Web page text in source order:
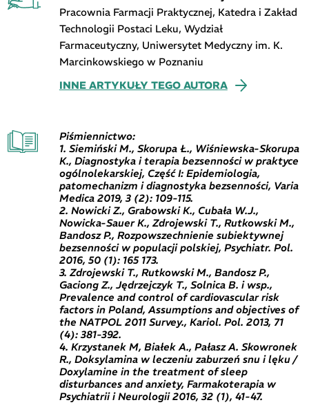
Pracownia Farmacji Praktycznej, Katedra i Zakład
Technologii Postaci Leku, Wydział
Farmaceutyczny, Uniwersytet Medyczny im. K.
Marcinkowskiego w Poznaniu
INNE ARTYKUŁY TEGO AUTORA
Piśmiennictwo:
1. Siemiński M., Skorupa Ł., Wiśniewska-Skorupa
K., Diagnostyka i terapia bezsenności w praktyce
ogólnolekarskiej, Część I: Epidemiologia,
patomechanizm i diagnostyka bezsenności, Varia
Medica 2019, 3 (2): 109-115.
2. Nowicki Z., Grabowski K., Cubała W.J.,
Nowicka-Sauer K., Zdrojewski T., Rutkowski M.,
Bandosz P., Rozpowszechnienie subiektywnej
bezsenności w populacji polskiej, Psychiatr. Pol.
2016, 50 (1): 165 173.
3. Zdrojewski T., Rutkowski M., Bandosz P.,
Gaciong Z., Jędrzejczyk T., Solnica B. i wsp.,
Prevalence and control of cardiovascular risk
factors in Poland, Assumptions and objectives of
the NATPOL 2011 Survey., Kariol. Pol. 2013, 71
(4): 381-392.
4. Krzystanek M, Białek A., Pałasz A. Skowronek
R., Doksylamina w leczeniu zaburzeń snu i lęku /
Doxylamine in the treatment of sleep
disturbances and anxiety, Farmakoterapia w
Psychiatrii i Neurologii 2016, 32 (1), 41-47.